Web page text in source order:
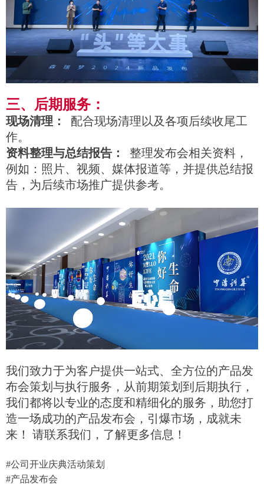
三、后期服务：
现场清理：
配合现场清理以及各项后续收尾工
作。
资料整理与总结报告：
整理发布会相关资料，
例如：照片、视频、媒体报道等，并提供总结报
告，为后续市场推广提供参考。
我们致力于为客户提供一站式、全方位的产品发
布会策划与执行服务，从前期策划到后期执行，
我们都将以专业的态度和精细化的服务，助您打
造一场成功的产品发布会，引爆市场，成就未
来！ 请联系我们，了解更多信息！
#公司开业庆典活动策划
#产品发布会